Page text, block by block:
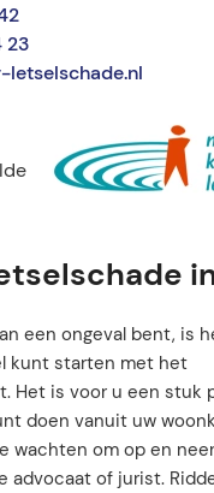
23
letselschade.nl
een ongeval bent, is
kunt starten met het
Het is voor u een stuk
doen vanuit uw
wachten om op en
advocaat of jurist.